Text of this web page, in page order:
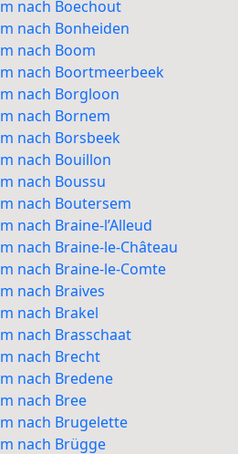
nach Boechout
nach Bonheiden
nach Boom
nach Boortmeerbeek
nach Borgloon
nach Bornem
nach Borsbeek
nach Bouillon
nach Boussu
nach Boutersem
nach Braine-l’Alleud
nach Braine-le-Château
nach Braine-le-Comte
nach Braives
nach Brakel
nach Brasschaat
nach Brecht
nach Bredene
nach Bree
nach Brugelette
nach Brügge